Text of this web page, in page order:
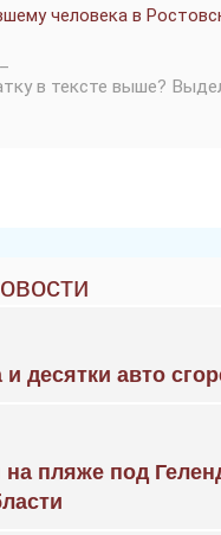
человека в
в тексте выше?
и десятки авто
на пляже под